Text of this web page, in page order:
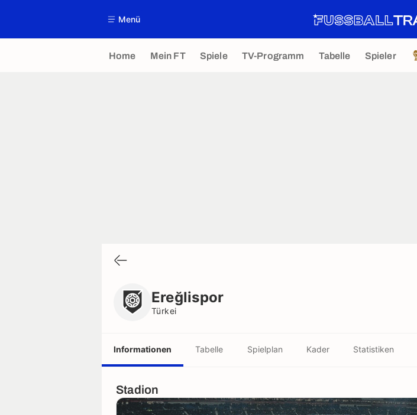
Menü
Home Mein FT Spiele TV-Programm Tabelle Spieler
Ereğlispor
Türkei
Informationen Tabelle Spielplan Kader Statistiken
Stadion